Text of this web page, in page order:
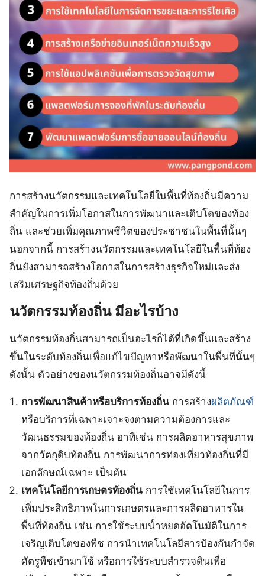
การสร้างนวัตกรรมและเทคโนโลยีในพื้นที่ท้องถิ่นมีความ
สำคัญในการเพิ่มโอกาสในการพัฒนาและเติบโตของท้อง
ถิ่น และช่วยเพิ่มคุณภาพชีวิตของประชาชนในพื้นที่นั้นๆ
นอกจากนี้ การสร้างนวัตกรรมและเทคโนโลยีในพื้นที่ท้อง
ถิ่นยังสามารถสร้างโอกาสในการสร้างธุรกิจใหม่และส่ง
เสริมเศรษฐกิจท้องถิ่นด้วย
นวัตกรรมท้องถิ่น มีอะไรบ้าง
นวัตกรรมท้องถิ่นสามารถเป็นอะไรก็ได้ที่เกิดขึ้นและสร้าง
ขึ้นในระดับท้องถิ่นเพื่อแก้ไขปัญหาหรือพัฒนาในพื้นที่นั้นๆ
ดังนั้น ตัวอย่างของนวัตกรรมท้องถิ่นอาจมีดังนี้
การพัฒนาสินค้าหรือบริการท้องถิ่น การสร้างผลิตภัณฑ์
หรือบริการที่เฉพาะเจาะจงตามความต้องการและ
วัฒนธรรมของท้องถิ่น อาทิเช่น การผลิตอาหารสุขภาพ
จากวัตถุดิบท้องถิ่น การพัฒนาการท่องเที่ยวท้องถิ่นที่มี
เอกลักษณ์เฉพาะ เป็นต้น
เทคโนโลยีการเกษตรท้องถิ่น การใช้เทคโนโลยีในการ
เพิ่มประสิทธิภาพในการเกษตรและการผลิตอาหารใน
พื้นที่ท้องถิ่น เช่น การใช้ระบบน้ำหยดอัตโนมัติในการ
เจริญเติบโตของพืช การนำเทคโนโลยีสารป้องกันกำจัด
ศัตรูพืชเข้ามาใช้ หรือการใช้ระบบสำรวจดินเพื่อ